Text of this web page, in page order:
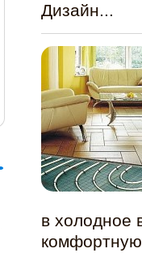
Дизайн...
в холодное